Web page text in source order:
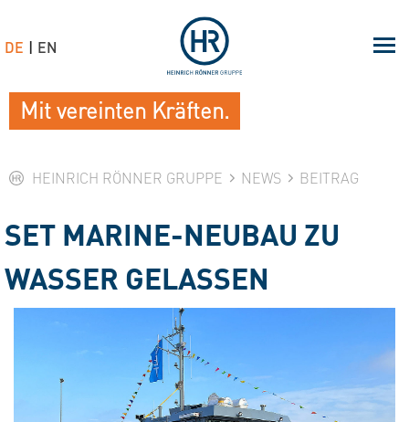
HEINRICH RÖNNER GRUPPE NEWS BEITRAG
SET MARINE-NEUBAU ZU
WASSER GELASSEN
Mit vereinten Kräften.
DE EN